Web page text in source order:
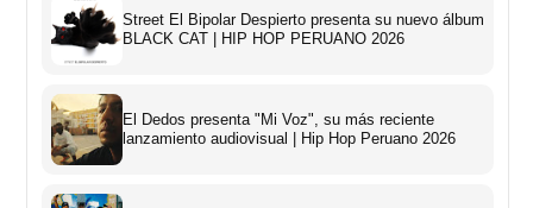
Street El Bipolar Despierto presenta su nuevo álbum
BLACK CAT | HIP HOP PERUANO 2026
El Dedos presenta "Mi Voz", su más reciente
lanzamiento audiovisual | Hip Hop Peruano 2026